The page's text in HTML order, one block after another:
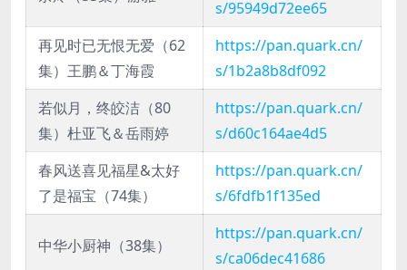
s/95949d72ee65
再见时已无恨无爱（62
集）王鹏＆丁海霞
https://pan.quark.cn/
s/1b2a8b8df092
若似月，终皎洁（80
集）杜亚飞＆岳雨婷
https://pan.quark.cn/
s/d60c164ae4d5
春风送喜见福星&太好
了是福宝（74集）
https://pan.quark.cn/
s/6fdfb1f135ed
中华小厨神（38集）
https://pan.quark.cn/
s/ca06dec41686